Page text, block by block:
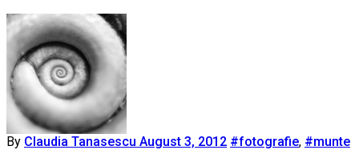
By Claudia Tanasescu August 3, 2012 #fotografie, #munte